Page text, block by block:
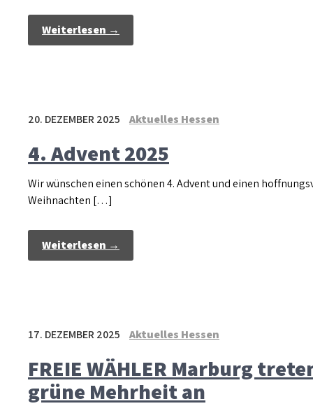
Weiterlesen →
20. DEZEMBER 2025 Aktuelles Hessen
4. Advent 2025
Wir wünschen einen schönen 4. Advent und einen
Weihnachten […]
Weiterlesen →
17. DEZEMBER 2025 Aktuelles Hessen
FREIE WÄHLER Marburg
grüne Mehrheit an